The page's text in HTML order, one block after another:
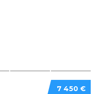
7 450 €